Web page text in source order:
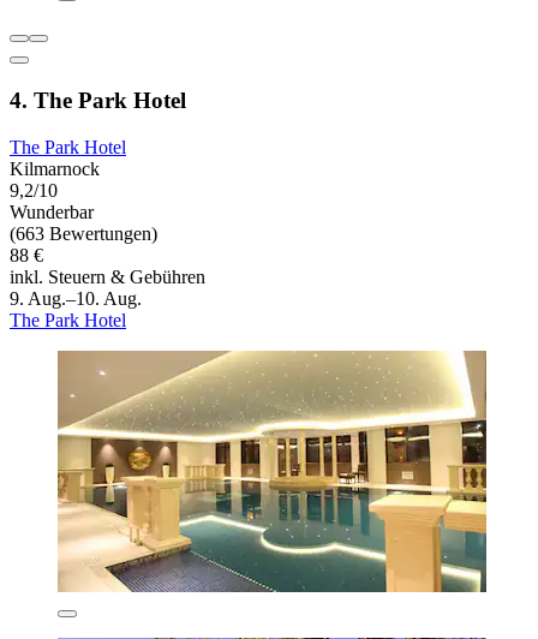
4. The Park Hotel
The Park Hotel
Kilmarnock
9,2/10
Wunderbar
(663 Bewertungen)
88 €
inkl. Steuern & Gebühren
9. Aug.–10. Aug.
The Park Hotel